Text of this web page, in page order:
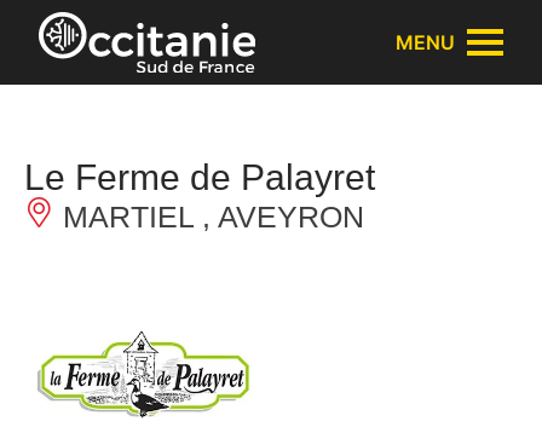
Cookies beheer paneel
MENU
Le Ferme de Palayret
MARTIEL , AVEYRON